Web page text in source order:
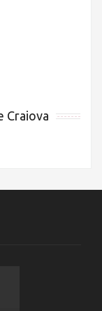
Craiova